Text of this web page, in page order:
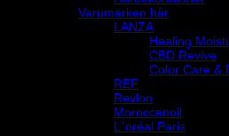
Varumärken hår
LANZA
Healing
CBD Revive
Color Care &
REF
Revlon
Moroccanoil
L´oréal Paris